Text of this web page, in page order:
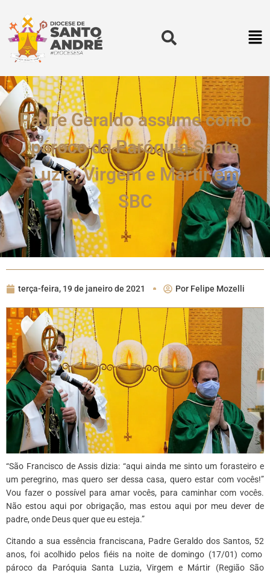
Padre Geraldo assume como
pároco da Paróquia Santa
Luzia, Virgem e Mártir em
SBC
terça-feira, 19 de janeiro de 2021 Por Felipe Mozelli
“São Francisco de Assis dizia: “aqui ainda me sinto um forasteiro e
um peregrino, mas quero ser dessa casa, quero estar com vocês!”
Vou fazer o possível para amar vocês, para caminhar com vocês.
Não estou aqui por obrigação, mas estou aqui por meu dever de
padre, onde Deus quer que eu esteja.”
Citando a sua essência franciscana, Padre Geraldo dos Santos, 52
anos, foi acolhido pelos fiéis na noite de domingo (17/01) como
pároco da Paróquia Santa Luzia, Virgem e Mártir (Região São